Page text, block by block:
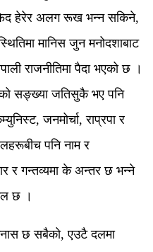
हेरेर अलग रूख भन्न सकिने,
मानिस जुन मनोदशाबाट
राजनीतिमा पैदा भएको छ ।
सङ्ख्या जतिसुकै भए पनि
जनमोर्चा, राप्रपा र
पनि नाम र
र गन्तव्यमा के अन्तर छ भन्ने
छ ।
छ सबैको, एउटै दलमा